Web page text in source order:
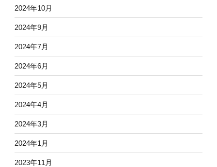
2024年10月
2024年9月
2024年7月
2024年6月
2024年5月
2024年4月
2024年3月
2024年1月
2023年11月